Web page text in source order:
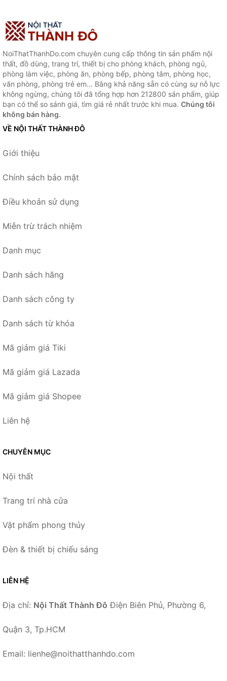
NoiThatThanhDo.com chuyên cung cấp thông tin sản phẩm nội
thất, đồ dùng, trang trí, thiết bị cho phòng khách, phòng ngủ,
phòng làm việc, phòng ăn, phòng bếp, phòng tắm, phòng học,
văn phòng, phòng trẻ em... Bằng khả năng sẵn có cùng sự nỗ lực
không ngừng, chúng tôi đã tổng hợp hơn 212800 sản phẩm, giúp
bạn có thể so sánh giá, tìm giá rẻ nhất trước khi mua. Chúng tôi
không bán hàng.
VỀ NỘI THẤT THÀNH ĐÔ
Giới thiệu
Chính sách bảo mật
Điều khoản sử dụng
Miễn trừ trách nhiệm
Danh mục
Danh sách hãng
Danh sách công ty
Danh sách từ khóa
Mã giảm giá Tiki
Mã giảm giá Lazada
Mã giảm giá Shopee
Liên hệ
CHUYÊN MỤC
Nội thất
Trang trí nhà cửa
Vật phẩm phong thủy
Đèn & thiết bị chiếu sáng
LIÊN HỆ
Địa chỉ: Nội Thất Thành Đô Điện Biên Phủ, Phường 6,
Quận 3, Tp.HCM
Email: lienhe@noithatthanhdo.com